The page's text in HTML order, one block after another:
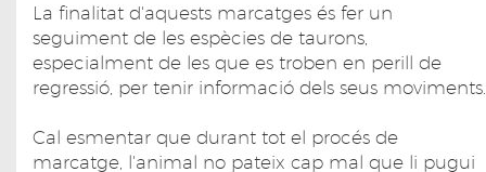
La finalitat d'aquests marcatges és fer un
seguiment de les espècies de taurons,
especialment de les que es troben en perill de
regressió, per tenir informació dels seus moviments.
Cal esmentar que durant tot el procés de
marcatge, l'animal no pateix cap mal que li pugui